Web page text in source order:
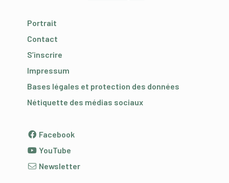
Portrait
Contact
S’inscrire
Impressum
Bases légales et protection des données
Nétiquette des médias sociaux
Facebook
YouTube
Newsletter